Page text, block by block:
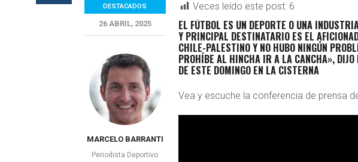
Veces leído este post: 6
EL FÚTBOL ES UN DEPORTE O UNA
Y PRINCIPAL DESTINATARIO ES EL
CHILE-PALESTINO Y NO HUBO NINGÚN
PROHÍBE AL HINCHA IR A LA CANCHA»,
DE ESTE DOMINGO EN LA CISTERNA
Vea y escuche la conferencia de prensa
DESTACADOS
26 ABRIL, 2025
MARCELO BARRANTI
Periodista Deportivo